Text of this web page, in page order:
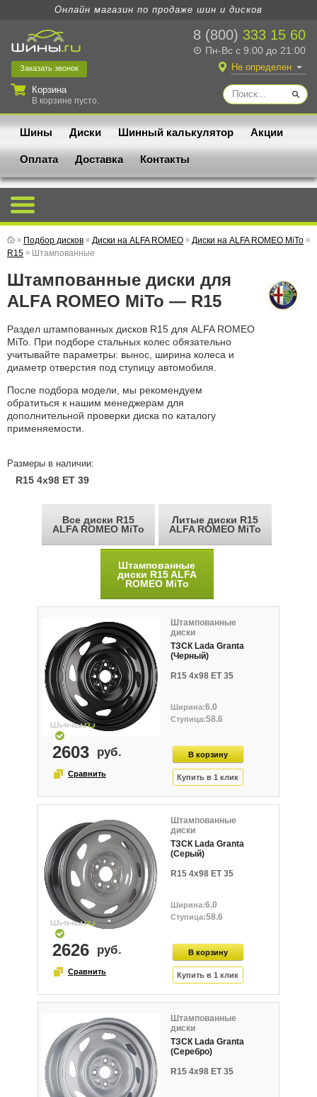
Онлайн магазин по продаже шин и дисков
8 (800) 333 15 60
Пн-Вс с 9:00 до 21:00
Заказать звонок
Корзина
В корзине пусто.
Не определен
Шины Диски Шинный калькулятор Акции
Оплата Доставка Контакты
» Подбор дисков » Диски на ALFA ROMEO » Диски на ALFA ROMEO MiTo »
R15 » Штампованные
Штампованные диски для
ALFA ROMEO MiTo — R15
Раздел штампованных дисков R15 для ALFA ROMEO
MiTo. При подборе стальных колес обязательно
учитывайте параметры: вынос, ширина колеса и
диаметр отверстия под ступицу автомобиля.
После подбора модели, мы рекомендуем
обратиться к нашим менеджерам для
дополнительной проверки диска по каталогу
применяемости.
Размеры в наличии:
R15 4x98 ET 39
Все диски R15
ALFA ROMEO MiTo
Литые диски R15
ALFA ROMEO MiTo
Штампованные
диски R15 ALFA
ROMEO MiTo
Штампованные
диски
ТЗСК Lada Granta
(Черный)
R15 4x98 ET 35
6.0
58.6
2603
Штампованные
диски
ТЗСК Lada Granta
(Серый)
R15 4x98 ET 35
6.0
58.6
2626
Штампованные
диски
ТЗСК Lada Granta
(Серебро)
R15 4x98 ET 35